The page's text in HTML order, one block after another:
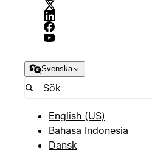
Svenska
English (US)
Bahasa Indonesia
Dansk